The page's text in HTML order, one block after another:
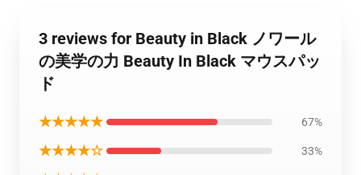
3 reviews for Beauty in Black ノワール
の美学の力 Beauty In Black マウスパッ
ド
★★★★★ 67%
★★★★☆ 33%